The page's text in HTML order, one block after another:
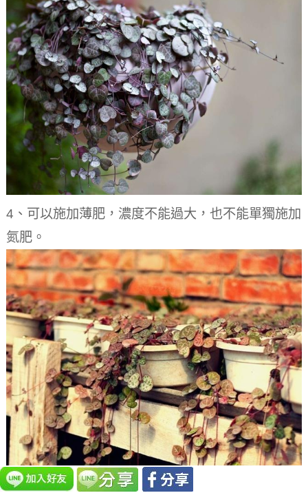
4、可以施加薄肥，濃度不能過大，也不能單獨施加
氮肥。